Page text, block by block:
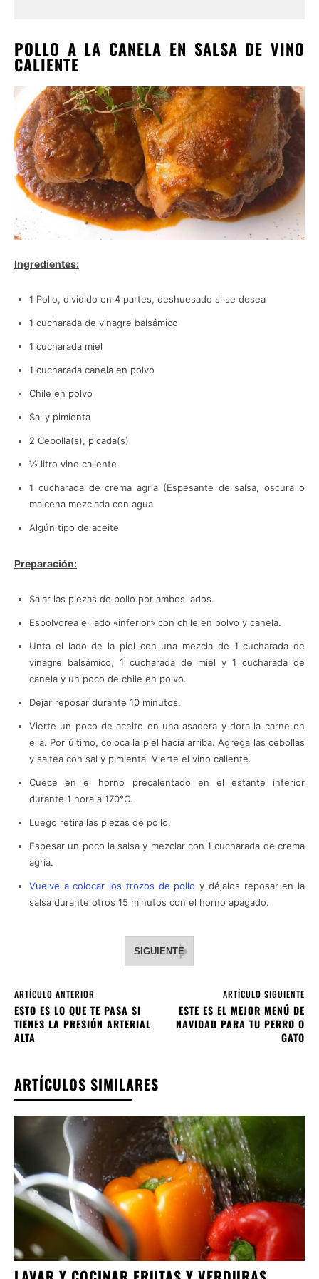
POLLO A LA CANELA EN SALSA DE VINO
CALIENTE
Ingredientes:
1 Pollo, dividido en 4 partes, deshuesado si se desea
1 cucharada de vinagre balsámico
1 cucharada miel
1 cucharada canela en polvo
Chile en polvo
Sal y pimienta
2 Cebolla(s), picada(s)
½ litro vino caliente
1 cucharada de crema agria (Espesante de salsa, oscura o
maicena mezclada con agua
Algún tipo de aceite
Preparación:
Salar las piezas de pollo por ambos lados.
Espolvorea el lado «inferior» con chile en polvo y canela.
Unta el lado de la piel con una mezcla de 1 cucharada de
vinagre balsámico, 1 cucharada de miel y 1 cucharada de
canela y un poco de chile en polvo.
Dejar reposar durante 10 minutos.
Vierte un poco de aceite en una asadera y dora la carne en
ella. Por último, coloca la piel hacia arriba. Agrega las cebollas
y saltea con sal y pimienta. Vierte el vino caliente.
Cuece en el horno precalentado en el estante inferior
durante 1 hora a 170°C.
Luego retira las piezas de pollo.
Espesar un poco la salsa y mezclar con 1 cucharada de crema
agria.
Vuelve a colocar los trozos de pollo y déjalos reposar en la
salsa durante otros 15 minutos con el horno apagado.
SIGUIENTE
ARTÍCULO ANTERIOR
ESTO ES LO QUE TE PASA SI
TIENES LA PRESIÓN ARTERIAL
ALTA
ARTÍCULO SIGUIENTE
ESTE ES EL MEJOR MENÚ DE
NAVIDAD PARA TU PERRO O
GATO
ARTÍCULOS SIMILARES